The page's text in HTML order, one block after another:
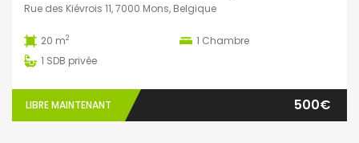
Rue des Kiévrois 11, 7000 Mons, Belgique
20 m2 1 Chambre
1 SDB privée
LIBRE MAINTENANT 500€